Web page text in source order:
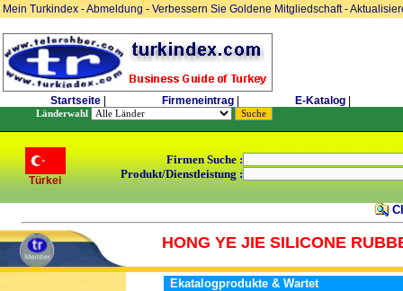
Mein Turkindex -Abmeldung- Verbessern Sie Goldene Mitgliedschaft-
Startseite Firmeneintrag E-Katalog
Länderwahl
Türkei
Firmen Suche :
Produkt/Dienstleistung :
HONG YE JIE SILICONE
Ekatalogprodukte & Wartet